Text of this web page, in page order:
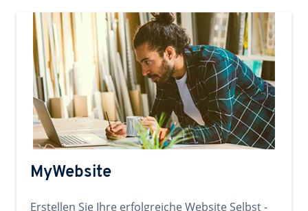
MyWebsite
Erstellen Sie Ihre erfolgreiche Website Selbst -